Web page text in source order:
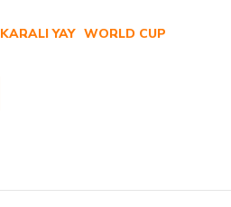
YAY WORLD CUP